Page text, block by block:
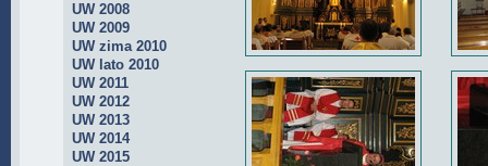
UW 2008
UW 2009
UW zima 2010
UW lato 2010
UW 2011
UW 2012
UW 2013
UW 2014
UW 2015